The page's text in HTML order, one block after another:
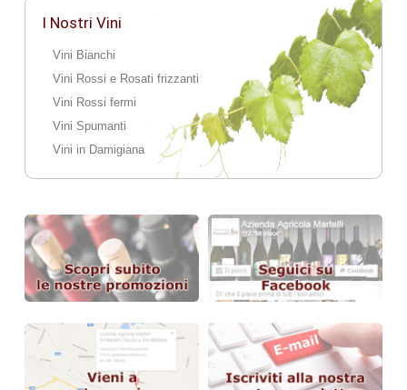
I Nostri Vini
Vini Bianchi
Vini Rossi e Rosati frizzanti
Vini Rossi fermi
Vini Spumanti
Vini in Damigiana